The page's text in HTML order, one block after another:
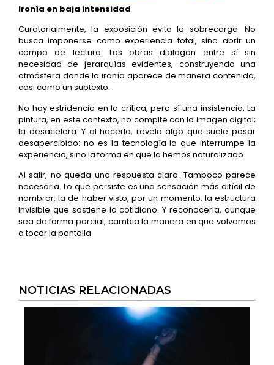
Ironía en baja intensidad
Curatorialmente, la exposición evita la sobrecarga. No
busca imponerse como experiencia total, sino abrir un
campo de lectura. Las obras dialogan entre sí sin
necesidad de jerarquías evidentes, construyendo una
atmósfera donde la ironía aparece de manera contenida,
casi como un subtexto.
No hay estridencia en la crítica, pero sí una insistencia. La
pintura, en este contexto, no compite con la imagen digital;
la desacelera. Y al hacerlo, revela algo que suele pasar
desapercibido: no es la tecnología la que interrumpe la
experiencia, sino la forma en que la hemos naturalizado.
Al salir, no queda una respuesta clara. Tampoco parece
necesaria. Lo que persiste es una sensación más difícil de
nombrar: la de haber visto, por un momento, la estructura
invisible que sostiene lo cotidiano. Y reconocerla, aunque
sea de forma parcial, cambia la manera en que volvemos
a tocar la pantalla.
NOTICIAS RELACIONADAS